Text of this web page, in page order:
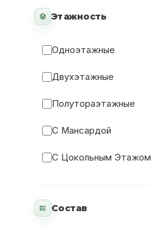
Этажность
Одноэтажные
Двухэтажные
Полутораэтажные
С Мансардой
С Цокольным Этажом
Состав